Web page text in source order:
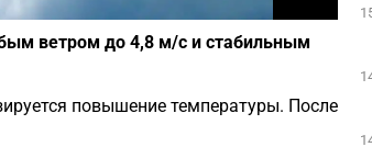
ветром до 4,8 м/с и стабильным
повышение температуры. После